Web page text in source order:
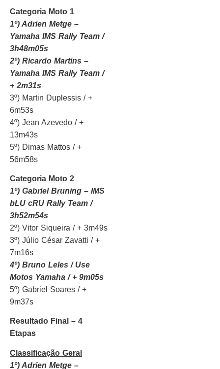
Categoria Moto 1
1º) Adrien Metge –
Yamaha IMS Rally Team /
3h48m05s
2º) Ricardo Martins –
Yamaha IMS Rally Team /
+ 2m31s
3º) Martin Duplessis / +
6m53s
4º) Jean Azevedo / +
13m43s
5º) Dimas Mattos / +
56m58s
Categoria Moto 2
1º) Gabriel Bruning – IMS
bLU cRU Rally Team /
3h52m54s
2º) Vitor Siqueira / + 3m49s
3º) Júlio César Zavatti / +
7m16s
4º) Bruno Leles / Use
Motos Yamaha / + 9m05s
5º) Gabriel Soares / +
9m37s
Resultado Final – 4
Etapas
Classificação Geral
1º) Adrien Metge –